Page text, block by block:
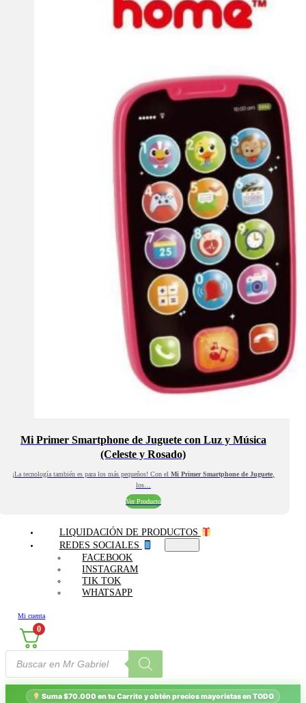
Mi Primer Smartphone de Juguete con Luz y Música
(Celeste y Rosado)
¡La tecnología también es para los más pequeños! Con el Mi Primer Smartphone de Juguete,
los…
Ver Producto
LIQUIDACIÓN DE PRODUCTOS
REDES SOCIALES
FACEBOOK
INSTAGRAM
TIK TOK
WHATSAPP
Mi cuenta
0
Búsqueda
productos
Suma $70.000 en tu Carrito y obtén precios mayoristas en TODO